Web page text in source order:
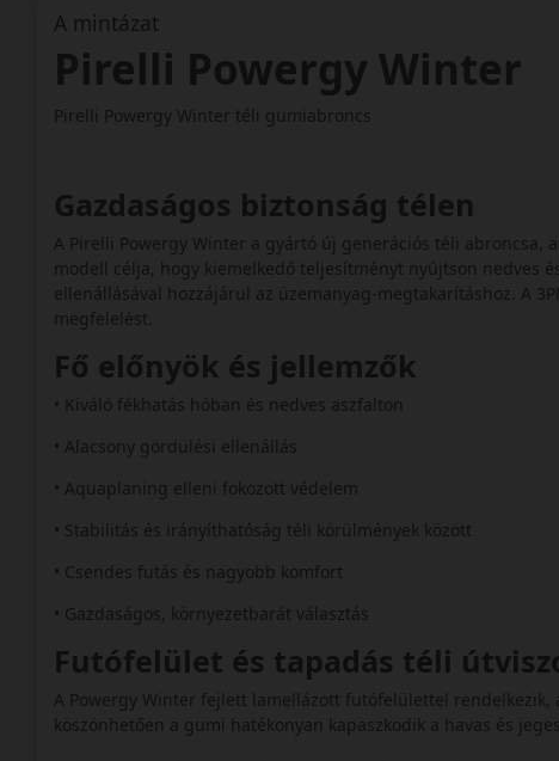
A mintázat
Pirelli Powergy Winter
Pirelli Powergy Winter téli gumiabroncs
Gazdaságos biztonság télen
A Pirelli Powergy Winter a gyártó új generációs téli
modell célja, hogy kiemelkedő teljesítményt nyújtson nedves
ellenállásával hozzájárul az üzemanyag-megtakarításhoz. A
megfelelést.
Fő előnyök és jellemzők
• Kiváló fékhatás hóban és nedves aszfalton
• Alacsony gördülési ellenállás
• Aquaplaning elleni fokozott védelem
• Stabilitás és irányíthatóság téli körülmények között
• Csendes futás és nagyobb komfort
• Gazdaságos, környezetbarát választás
Futófelület és tapadás téli
A Powergy Winter fejlett lamellázott futófelülettel
köszönhetően a gumi hatékonyan kapaszkodik a havas és